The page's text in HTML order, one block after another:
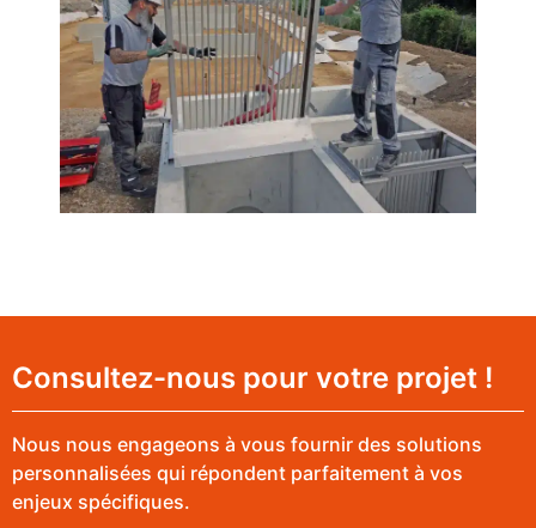
Consultez-nous pour votre projet !
Nous nous engageons à vous fournir des solutions
personnalisées qui répondent parfaitement à vos
enjeux spécifiques.